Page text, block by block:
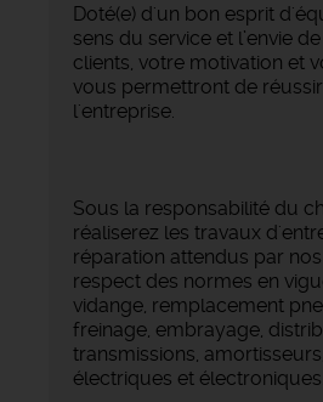
Doté(e) d'un bon esprit
sens du service et l’envie
clients, votre motivation et
vous permettront de
l'entreprise.
Sous la responsabilité du
réaliserez les travaux
réparation attendus par
respect des normes en
vidange, remplacement
freinage, embrayage,
transmissions,
électriques et